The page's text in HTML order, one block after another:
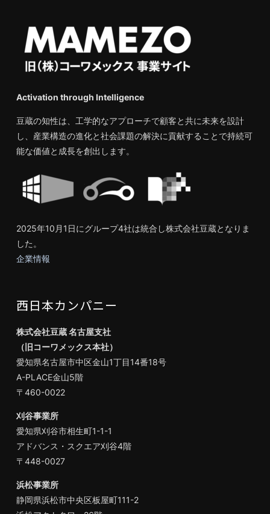
Activation through Intelligence
豆蔵の知性は、工学的なアプローチで顧客と共に未来を設計
し、産業構造の進化と社会課題の解決に貢献することで持続可
能な価値と成長を創出します。
2025年10月1日にグループ4社は統合し株式会社豆蔵となりま
した。
企業情報
西日本カンパニー
株式会社豆蔵 名古屋支社
（旧コーワメックス本社）
愛知県名古屋市中区金山1丁目14番18号
A-PLACE金山5階
〒460-0022
刈谷事業所
愛知県刈谷市相生町1-1-1
アドバンス・スクエア刈谷4階
〒448-0027
浜松事業所
静岡県浜松市中央区板屋町111-2